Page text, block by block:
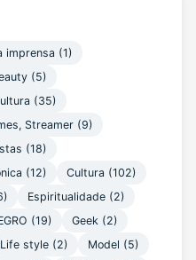
imprensa (1)
(5)
(35)
Streamer (9)
(18)
(12) Cultura (102)
Espiritualidade (2)
(19) Geek (2)
Life style (2) Model (5)